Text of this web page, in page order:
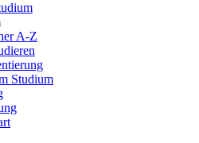
A-Z
Studium